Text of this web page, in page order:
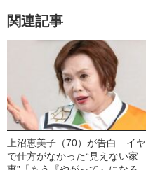
関連記事
上沼恵美子（70）が告白…イヤ
で仕方がなかった“見えない家